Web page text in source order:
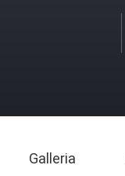
Galleria